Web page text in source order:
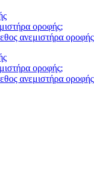
οροφής;
ανεμιστήρα οροφής
οροφής;
ανεμιστήρα οροφής